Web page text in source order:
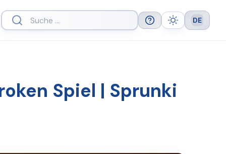
Help Theme Language
DE
Spiel | Sprunki